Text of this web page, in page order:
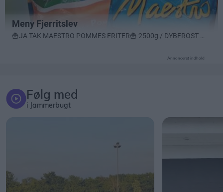
Annonceret indhold
Følg med
i Jammerbugt